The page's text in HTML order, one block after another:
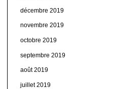
décembre 2019
novembre 2019
octobre 2019
septembre 2019
août 2019
juillet 2019